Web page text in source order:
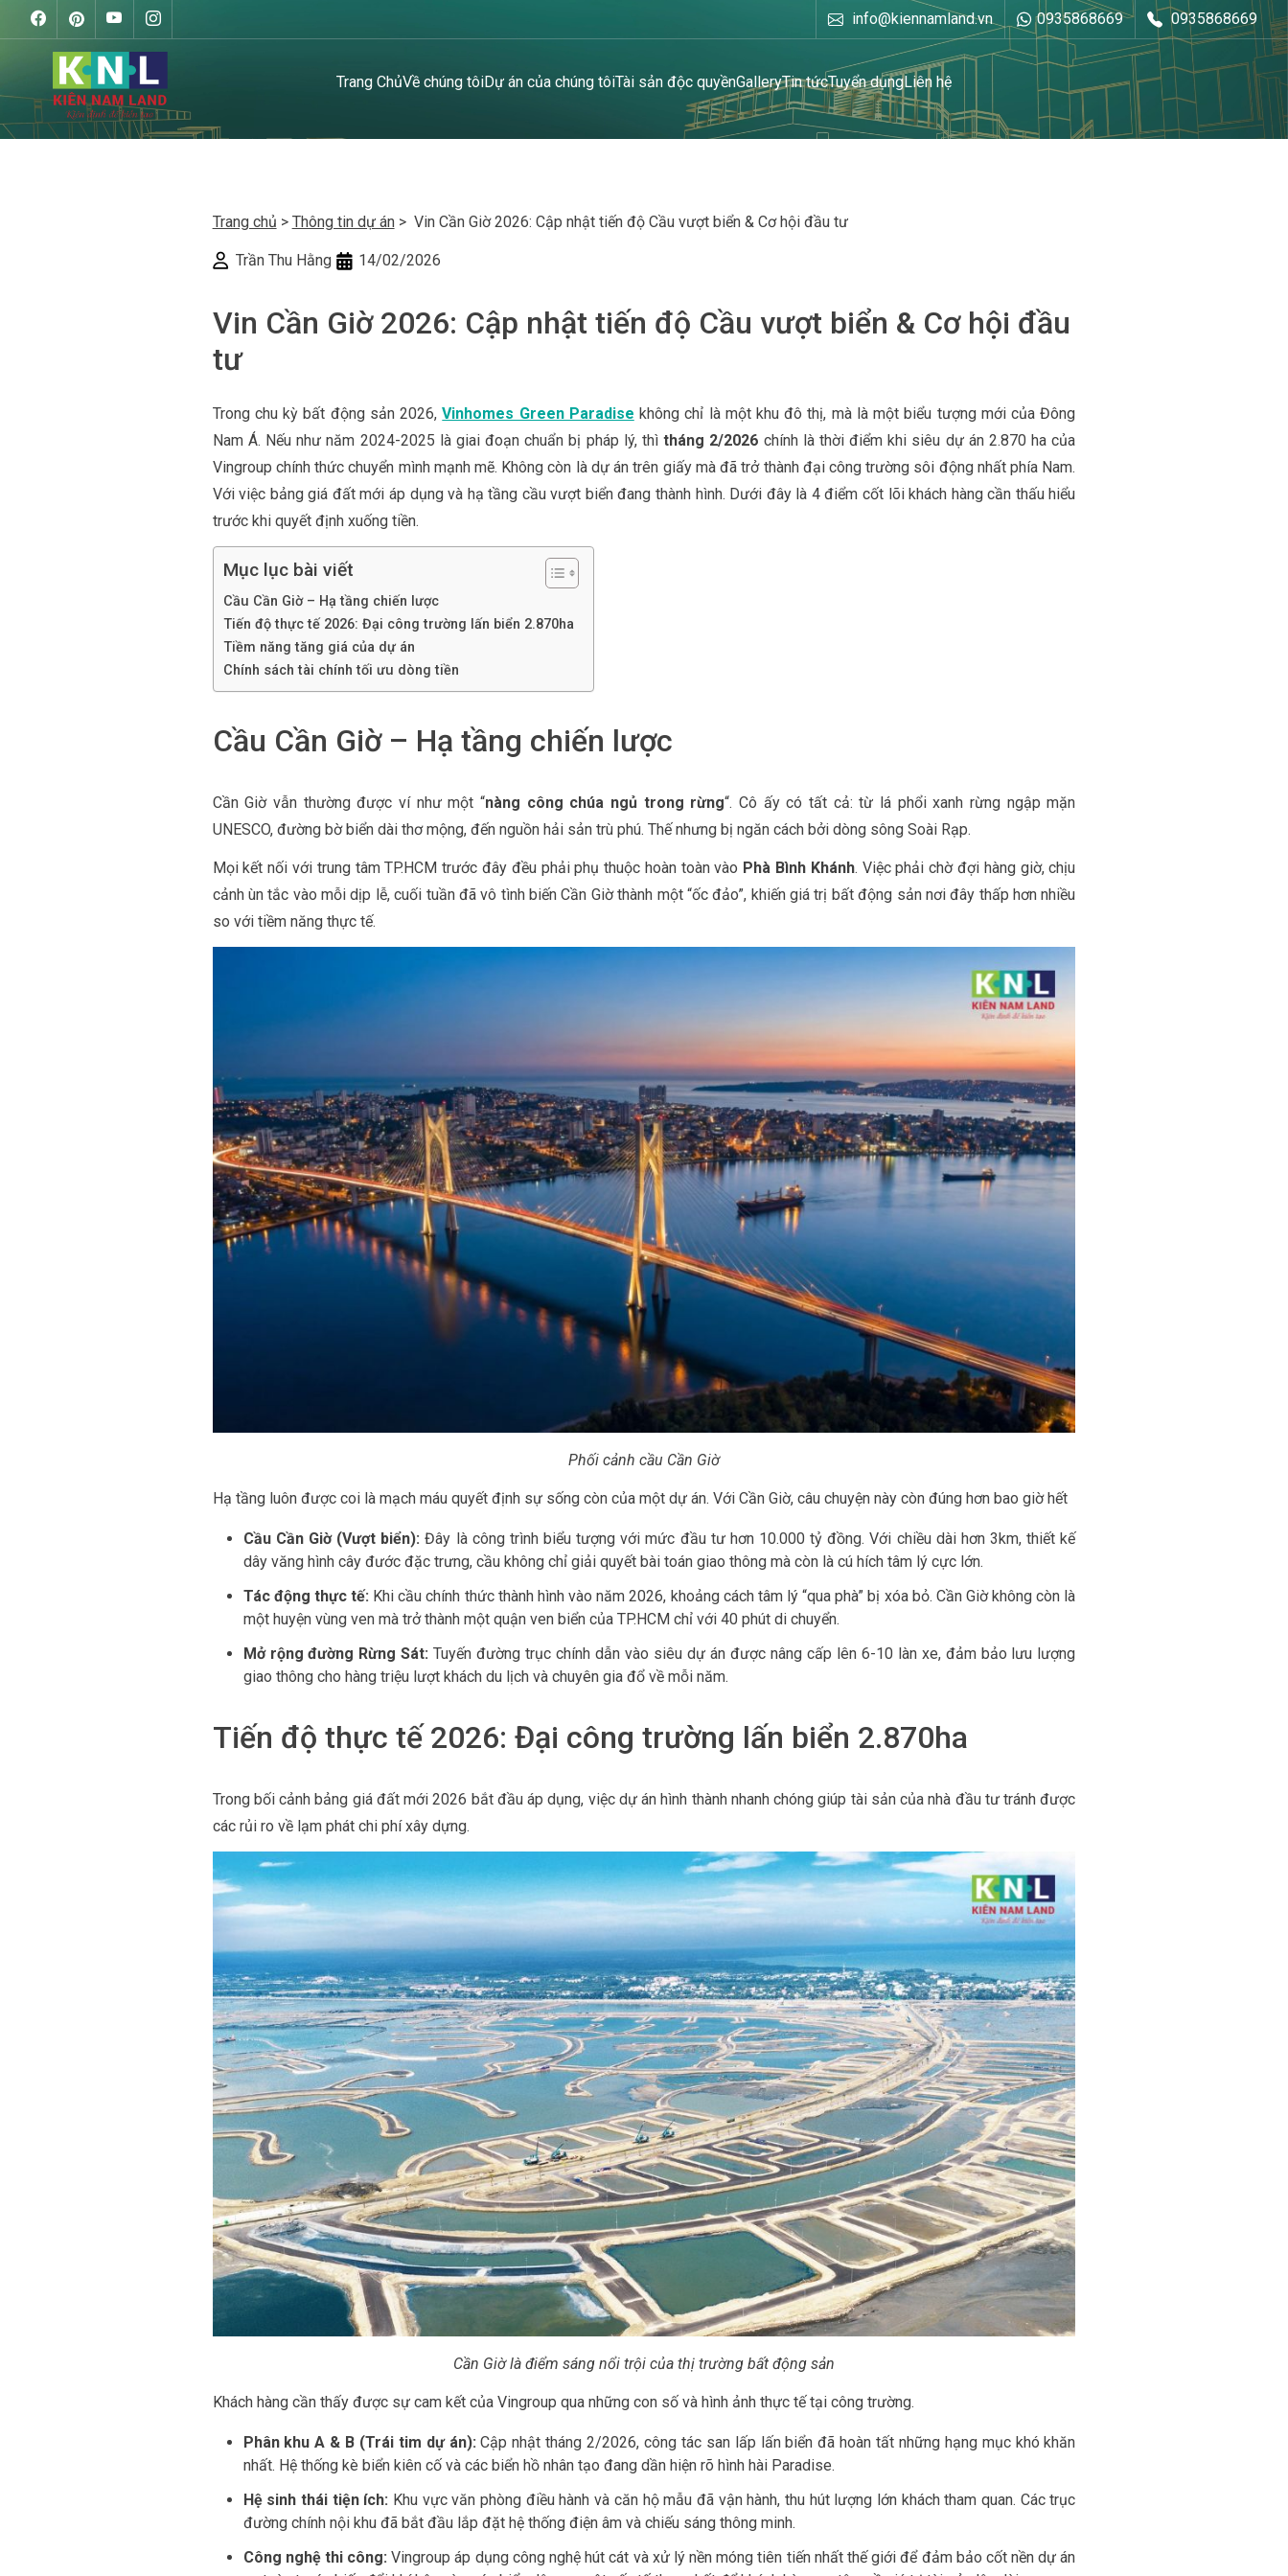
info@kiennamland.vn 0935868669 0935868669
Trang ChủVề chúng tôiDự án của chúng tôiTài sản độc quyềnGalleryTin tứcTuyển dụngLiên hệ
Trang chủ > Thông tin dự án> Vin Cần Giờ 2026: Cập nhật tiến độ Cầu vượt biển & Cơ hội đầu tư
Trần Thu Hằng 14/02/2026
Vin Cần Giờ 2026: Cập nhật tiến độ Cầu vượt biển & Cơ hội đầu
tư
Trong chu kỳ bất động sản 2026,Vinhomes Green Paradise không chỉ là một khu đô thị, mà là một biểu tượng mới của Đông
Nam Á. Nếu như năm 2024-2025 là giai đoạn chuẩn bị pháp lý, thìtháng 2/2026 chính là thời điểm khi siêu dự án 2.870 ha của
Vingroup chính thức chuyển mình mạnh mẽ. Không còn là dự án trên giấy mà đã trở thành đại công trường sôi động nhất phía Nam.
Với việc bảng giá đất mới áp dụng và hạ tầng cầu vượt biển đang thành hình. Dưới đây là 4 điểm cốt lõi khách hàng cần thấu hiểu
trước khi quyết định xuống tiền.
Mục lục bài viết
Cầu Cần Giờ – Hạ tầng chiến lược
Tiến độ thực tế 2026: Đại công trường lấn biển 2.870ha
Tiềm năng tăng giá của dự án
Chính sách tài chính tối ưu dòng tiền
Cầu Cần Giờ – Hạ tầng chiến lược
Cần Giờ vẫn thường được ví như một “nàng công chúa ngủ trong rừng“. Cô ấy có tất cả: từ lá phổi xanh rừng ngập mặn
UNESCO, đường bờ biển dài thơ mộng, đến nguồn hải sản trù phú. Thế nhưng bị ngăn cách bởi dòng sông Soài Rạp.
Mọi kết nối với trung tâm TP.HCM trước đây đều phải phụ thuộc hoàn toàn vào Phà Bình Khánh. Việc phải chờ đợi hàng giờ, chịu
cảnh ùn tắc vào mỗi dịp lễ, cuối tuần đã vô tình biến Cần Giờ thành một “ốc đảo”, khiến giá trị bất động sản nơi đây thấp hơn nhiều
so với tiềm năng thực tế.
Phối cảnh cầu Cần Giờ
Hạ tầng luôn được coi là mạch máu quyết định sự sống còn của một dự án. Với Cần Giờ, câu chuyện này còn đúng hơn bao giờ hết
Cầu Cần Giờ (Vượt biển):Đây là công trình biểu tượng với mức đầu tư hơn 10.000 tỷ đồng. Với chiều dài hơn 3km, thiết kế
dây văng hình cây đước đặc trưng, cầu không chỉ giải quyết bài toán giao thông mà còn là cú hích tâm lý cực lớn.
Tác động thực tế: Khi cầu chính thức thành hình vào năm 2026, khoảng cách tâm lý “qua phà” bị xóa bỏ. Cần Giờ không còn là
một huyện vùng ven mà trở thành một quận ven biển của TP.HCM chỉ với 40 phút di chuyển.
Mở rộng đường Rừng Sát: Tuyến đường trục chính dẫn vào siêu dự án được nâng cấp lên 6-10 làn xe, đảm bảo lưu lượng
giao thông cho hàng triệu lượt khách du lịch và chuyên gia đổ về mỗi năm.
Tiến độ thực tế 2026: Đại công trường lấn biển 2.870ha
Trong bối cảnh bảng giá đất mới 2026 bắt đầu áp dụng, việc dự án hình thành nhanh chóng giúp tài sản của nhà đầu tư tránh được
các rủi ro về lạm phát chi phí xây dựng.
Cần Giờ là điểm sáng nổi trội của thị trường bất động sản
Khách hàng cần thấy được sự cam kết của Vingroup qua những con số và hình ảnh thực tế tại công trường.
Phân khu A & B (Trái tim dự án): Cập nhật tháng 2/2026, công tác san lấp lấn biển đã hoàn tất những hạng mục khó khăn
nhất. Hệ thống kè biển kiên cố và các biển hồ nhân tạo đang dần hiện rõ hình hài Paradise.
Hệ sinh thái tiện ích: Khu vực văn phòng điều hành và căn hộ mẫu đã vận hành, thu hút lượng lớn khách tham quan. Các trục
đường chính nội khu đã bắt đầu lắp đặt hệ thống điện âm và chiếu sáng thông minh.
Công nghệ thi công: Vingroup áp dụng công nghệ hút cát và xử lý nền móng tiên tiến nhất thế giới để đảm bảo cốt nền dự án